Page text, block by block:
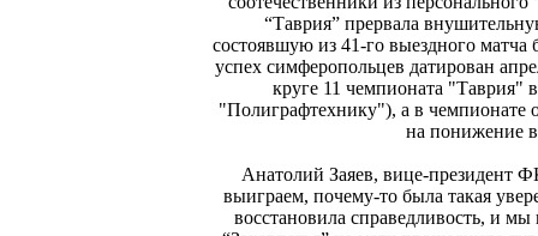
“Таврия” прервала
состоявшую из 41-го выездного матча
успех симферопольцев датирован
круге 11 чемпионата "Таврия"
"Полиграфтехнику"), а в чемпионате
на понижение в
Анатолий Заяев, вице-президент
выиграем, почему-то была такая
восстановила справедливость, и